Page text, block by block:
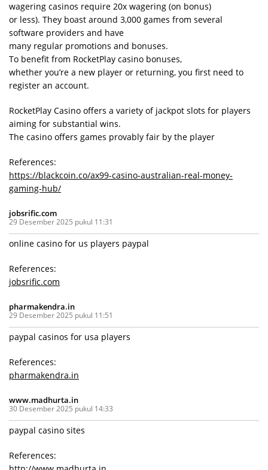
wagering casinos require 20x wagering (on bonus)
or less). They boast around 3,000 games from several
software providers and have
many regular promotions and bonuses.
To benefit from RocketPlay casino bonuses,
whether you’re a new player or returning, you first need to
register an account.
RocketPlay Casino offers a variety of jackpot slots for players
aiming for substantial wins.
The casino offers games provably fair by the player
References:
https://blackcoin.co/ax99-casino-australian-real-money-
gaming-hub/
jobsrific.com
29 Desember 2025 pukul 11:31
online casino for us players paypal
References:
jobsrific.com
pharmakendra.in
29 Desember 2025 pukul 11:51
paypal casinos for usa players
References:
pharmakendra.in
www.madhurta.in
30 Desember 2025 pukul 14:33
paypal casino sites
References: